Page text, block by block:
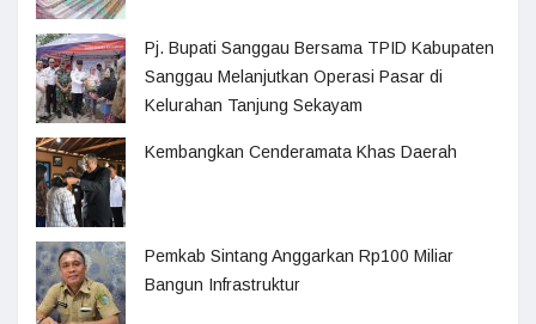
Pj. Bupati Sanggau Bersama TPID Kabupaten
Sanggau Melanjutkan Operasi Pasar di
Kelurahan Tanjung Sekayam
Kembangkan Cenderamata Khas Daerah
Pemkab Sintang Anggarkan Rp100 Miliar
Bangun Infrastruktur